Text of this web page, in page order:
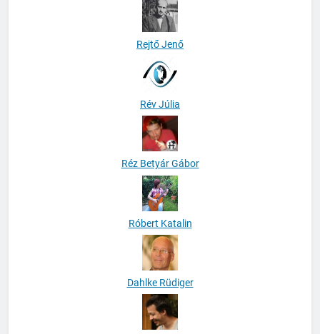
Rejtő Jenő
Rév Júlia
Réz Betyár Gábor
Róbert Katalin
Dahlke Rüdiger